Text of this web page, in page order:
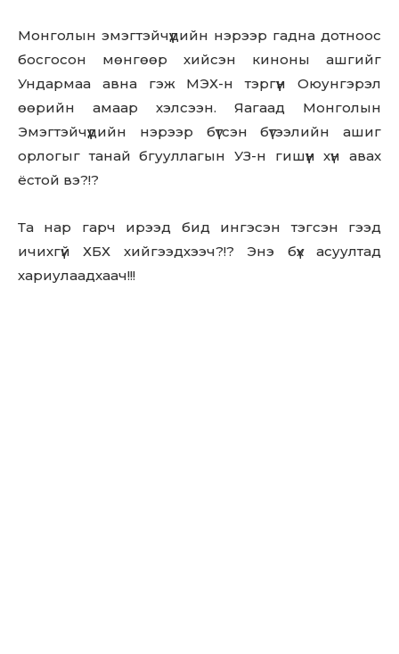
Монголын эмэгтэйчүүдийн нэрээр гадна дотноос
босгосон мөнгөөр хийсэн киноны ашгийг
Ундармаа авна гэж МЭХ-н тэргүүн Оюунгэрэл
өөрийн амаар хэлсээн. Яагаад Монголын
Эмэгтэйчүүдийн нэрээр бүтсэн бүтээлийн ашиг
орлогыг танай бгууллагын УЗ-н гишүүн хүн авах
ёстой вэ?!?
Та нар гарч ирээд бид ингэсэн тэгсэн гээд
ичихгүй ХБХ хийгээдхээч?!? Энэ бүх асуултад
хариулаадхаач!!!